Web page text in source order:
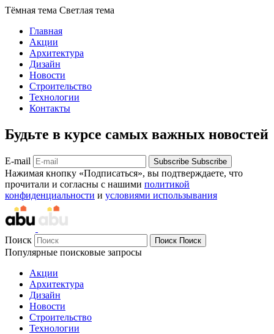
Тёмная тема Светлая тема
Главная
Акции
Архитектура
Дизайн
Новости
Строительство
Технологии
Контакты
Будьте в курсе самых важных новостей
E-mail Subscribe Subscribe
Нажимая кнопку «Подписаться», вы подтверждаете, что
прочитали и согласны с нашими политикой
конфиденциальности и условиями использывания
Поиск Поиск Поиск
Популярные поисковые запросы
Акции
Архитектура
Дизайн
Новости
Строительство
Технологии